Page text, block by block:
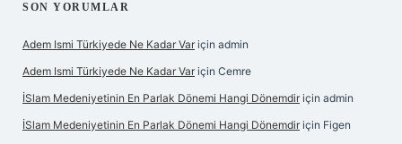
SON YORUMLAR
Adem Ismi Türkiyede Ne Kadar Var için admin
Adem Ismi Türkiyede Ne Kadar Var için Cemre
İSlam Medeniyetinin En Parlak Dönemi Hangi Dönemdir için admin
İSlam Medeniyetinin En Parlak Dönemi Hangi Dönemdir için Figen